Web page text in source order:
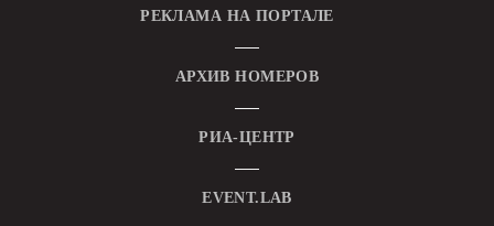
РЕКЛАМА НА ПОРТАЛЕ
АРХИВ НОМЕРОВ
РИА-ЦЕНТР
EVENT.LAB